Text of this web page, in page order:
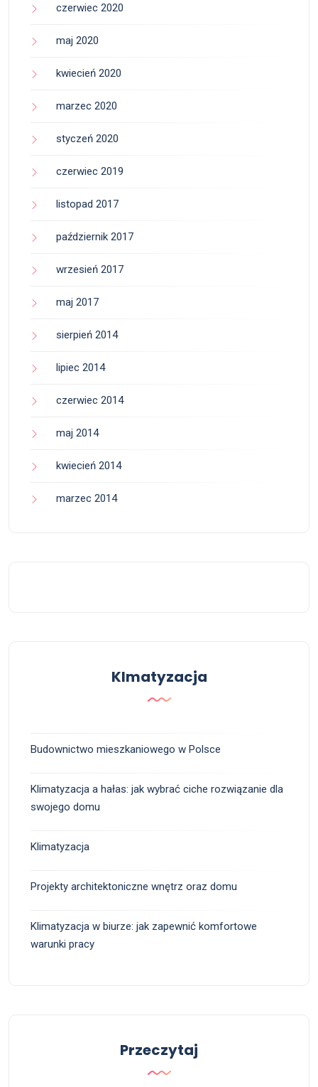
czerwiec 2020
maj 2020
kwiecień 2020
marzec 2020
styczeń 2020
czerwiec 2019
listopad 2017
październik 2017
wrzesień 2017
maj 2017
sierpień 2014
lipiec 2014
czerwiec 2014
maj 2014
kwiecień 2014
marzec 2014
Klmatyzacja
Budownictwo mieszkaniowego w Polsce
Klimatyzacja a hałas: jak wybrać ciche rozwiązanie dla
swojego domu
Klimatyzacja
Projekty architektoniczne wnętrz oraz domu
Klimatyzacja w biurze: jak zapewnić komfortowe
warunki pracy
Przeczytaj